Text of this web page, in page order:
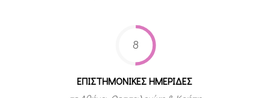
8
ΕΠΙΣΤΗΜΟΝΙΚΕΣ ΗΜΕΡΙΔΕΣ